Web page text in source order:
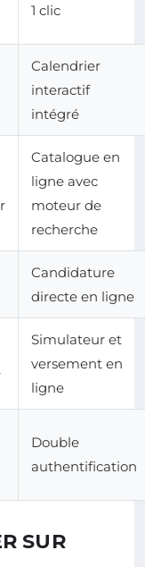
1 clic
Calendrier
interactif
intégré
Catalogue en
ligne avec
moteur de
recherche
Candidature
directe en ligne
Simulateur et
versement en
ligne
Double
authentification
SUR